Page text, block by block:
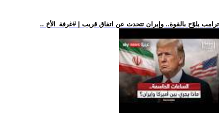
.. ترامب يلوّح بالقوة.. وإيران تتحدث عن اتفاق قريب | #غرفة_الأخ